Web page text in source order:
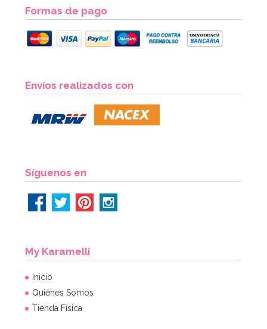
Formas de pago
Envíos realizados con
Síguenos en
My Karamelli
Inicio
Quiénes Somos
Tienda Física